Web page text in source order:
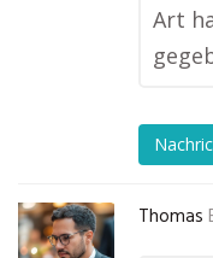
Art
Thomas